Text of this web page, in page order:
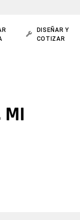
DISEÑAR Y
COTIZAR
MI